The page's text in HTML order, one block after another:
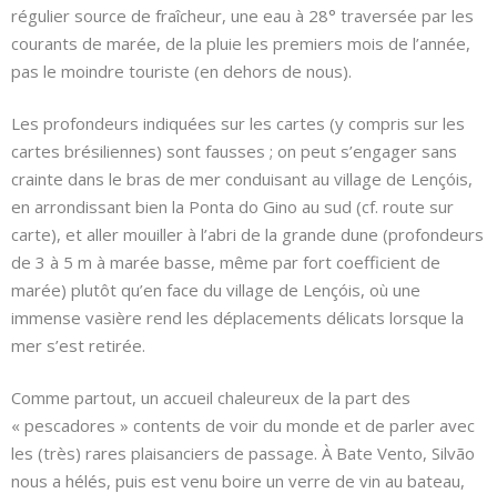
régulier source de fraîcheur, une eau à 28° traversée par les
courants de marée, de la pluie les premiers mois de l’année,
pas le moindre touriste (en dehors de nous).
Les profondeurs indiquées sur les cartes (y compris sur les
cartes brésiliennes) sont fausses ; on peut s’engager sans
crainte dans le bras de mer conduisant au village de Lençóis,
en arrondissant bien la Ponta do Gino au sud (cf. route sur
carte), et aller mouiller à l’abri de la grande dune (profondeurs
de 3 à 5 m à marée basse, même par fort coefficient de
marée) plutôt qu’en face du village de Lençóis, où une
immense vasière rend les déplacements délicats lorsque la
mer s’est retirée.
Comme partout, un accueil chaleureux de la part des
« pescadores » contents de voir du monde et de parler avec
les (très) rares plaisanciers de passage. À Bate Vento, Silvão
nous a hélés, puis est venu boire un verre de vin au bateau,